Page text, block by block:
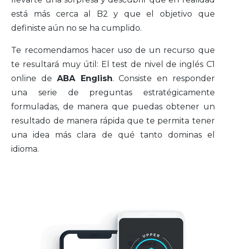
está más cerca al B2 y que el objetivo que
definiste aún no se ha cumplido.
Te recomendamos hacer uso de un recurso que
te resultará muy útil: El test de nivel de inglés C1
online de ABA English. Consiste en responder
una serie de preguntas estratégicamente
formuladas, de manera que puedas obtener un
resultado de manera rápida que te permita tener
una idea más clara de qué tanto dominas el
idioma.